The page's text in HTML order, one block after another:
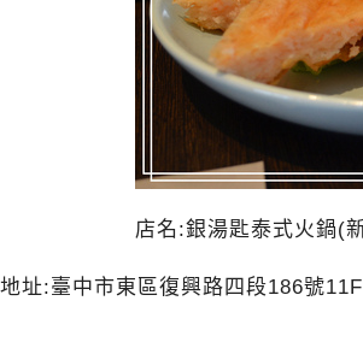
店名:銀湯匙泰式火鍋(
地址:臺中市東區復興路四段186號11F